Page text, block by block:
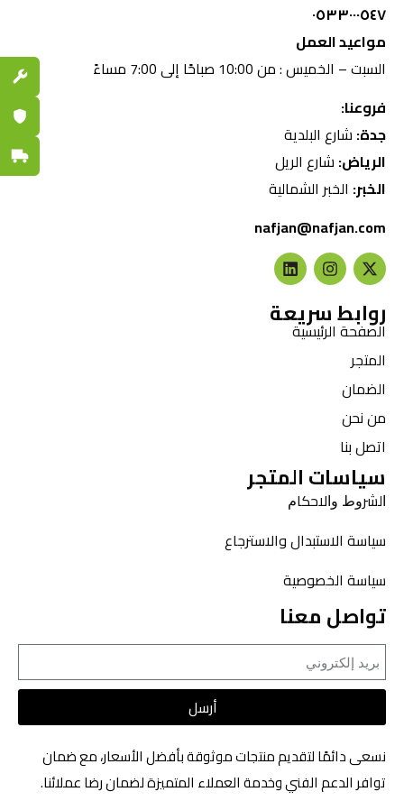
٠٥٣٣٠٠٠٥٤٧
مواعيد العمل
السبت – الخميس : من 10:00 صباحًا إلى 7:00 مساءً
فروعنا:
جدة: شارع البلدية
الرياض: شارع الريل
الخبر: الخبر الشمالية
nafjan@nafjan.com
روابط سريعة
الصفحة الرئيسية
المتجر
الضمان
من نحن
اتصل بنا
سياسات المتجر
ﺍﻟﺸﺮﻭﻁ ﻭﺍﻻﺣﻜﺎﻡ
سياسة الاستبدال والاسترجاع
سياسة الخصوصية
تواصل معنا
أرسل
نسعى دائمًا لتقديم منتجات موثوقة بأفضل الأسعار، مع ضمان
توافر الدعم الفني وخدمة العملاء المتميزة لضمان رضا عملائنا.
قطع
ضمان